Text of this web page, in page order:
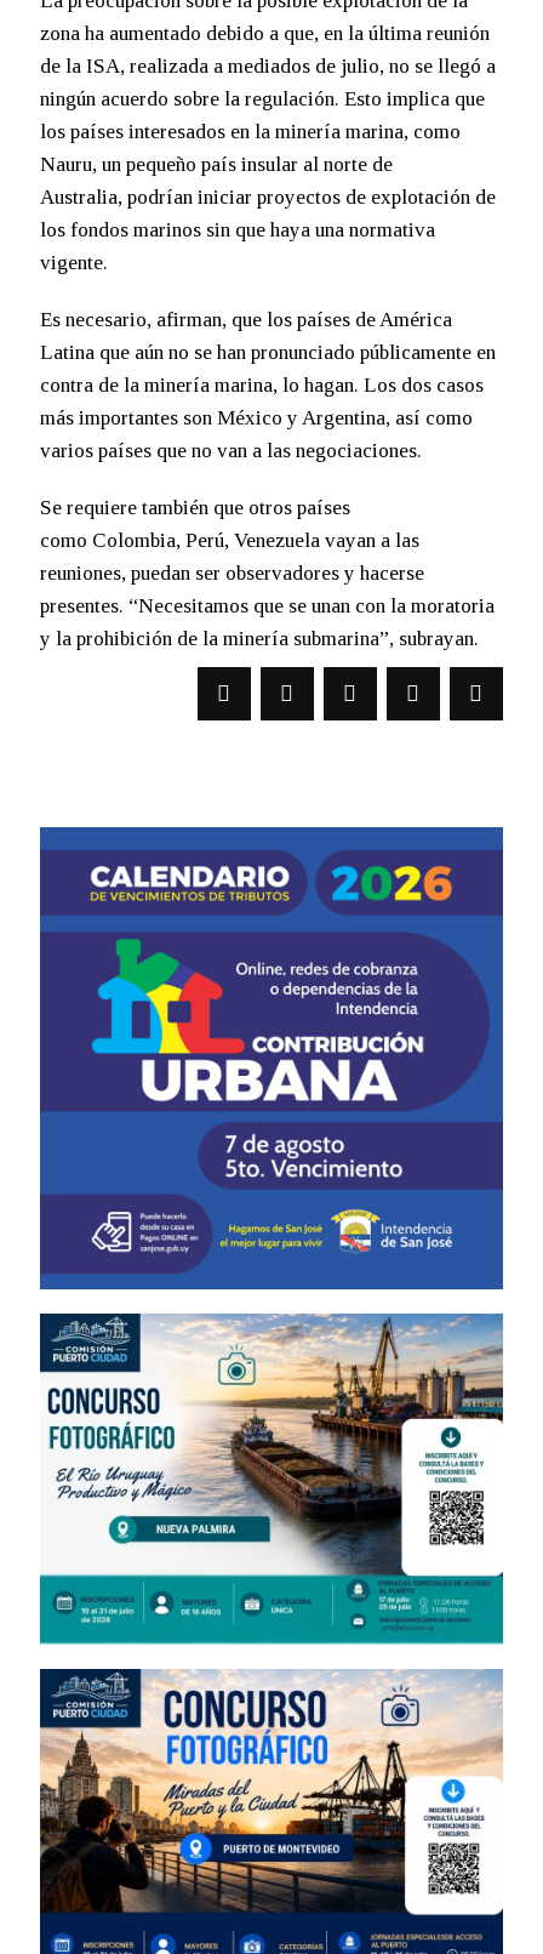
zona ha aumentado debido a que, en la última reunión
de la ISA, realizada a mediados de julio, no se llegó a
ningún acuerdo sobre la regulación. Esto implica que
los países interesados en la minería marina, como
Nauru, un pequeño país insular al norte de
Australia, podrían iniciar proyectos de explotación de
los fondos marinos sin que haya una normativa
vigente.
Es necesario, afirman, que los países de América
Latina que aún no se han pronunciado públicamente en
contra de la minería marina, lo hagan. Los dos casos
más importantes son México y Argentina, así como
varios países que no van a las negociaciones.
Se requiere también que otros países
como Colombia, Perú, Venezuela vayan a las
reuniones, puedan ser observadores y hacerse
presentes. “Necesitamos que se unan con la moratoria
y la prohibición de la minería submarina”, subrayan.